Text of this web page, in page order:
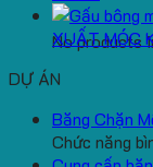
No products
XUẤT MÓC
DỰ ÁN
Băng Chặn
Chức năng